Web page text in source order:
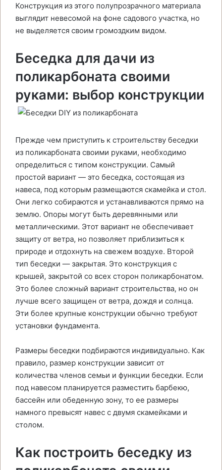
Конструкция из этого полупрозрачного материала
выглядит невесомой на фоне садового участка, но
не выделяется своим громоздким видом.
Беседка для дачи из
поликарбоната своими
руками: выбор конструкции
Прежде чем приступить к строительству беседки
из поликарбоната своими руками, необходимо
определиться с типом конструкции. Самый
простой вариант — это беседка, состоящая из
навеса, под которым размещаются скамейка и стол.
Они легко собираются и устанавливаются прямо на
землю. Опоры могут быть деревянными или
металлическими. Этот вариант не обеспечивает
защиту от ветра, но позволяет приблизиться к
природе и отдохнуть на свежем воздухе. Второй
тип беседки — закрытая. Это конструкция с
крышей, закрытой со всех сторон поликарбонатом.
Это более сложный вариант строительства, но он
лучше всего защищен от ветра, дождя и солнца.
Эти более крупные конструкции обычно требуют
установки фундамента.
Размеры беседки подбираются индивидуально. Как
правило, размер конструкции зависит от
количества членов семьи и функции беседки. Если
под навесом планируется разместить барбекю,
бассейн или обеденную зону, то ее размеры
намного превысят навес с двумя скамейками и
столом.
Как построить беседку из